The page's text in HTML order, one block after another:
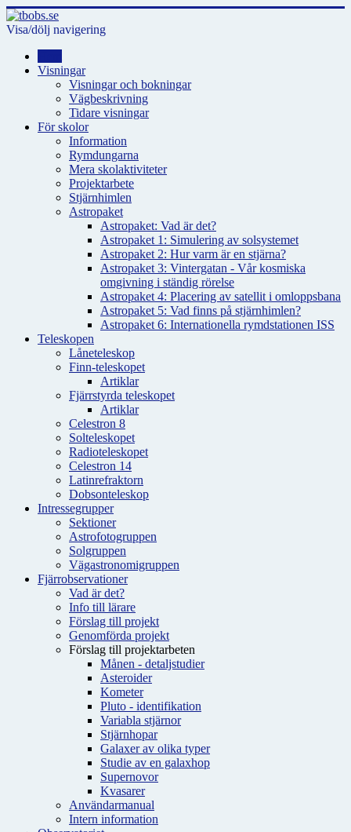
Visa/dölj navigering
Visningar
Visningar och bokningar
Vägbeskrivning
Tidare visningar
För skolor
Information
Rymdungarna
Mera skolaktiviteter
Projektarbete
Stjärnhimlen
Astropaket
Astropaket: Vad är det?
Astropaket 1: Simulering av solsystemet
Astropaket 2: Hur varm är en stjärna?
Astropaket 3: Vintergatan - Vår kosmiska
omgivning i ständig rörelse
Astropaket 4: Placering av satellit i omloppsbana
Astropaket 5: Vad finns på stjärnhimlen?
Astropaket 6: Internationella rymdstationen ISS
Teleskopen
Låneteleskop
Finn-teleskopet
Artiklar
Fjärrstyrda teleskopet
Artiklar
Celestron 8
Solteleskopet
Radioteleskopet
Celestron 14
Latinrefraktorn
Dobsonteleskop
Intressegrupper
Sektioner
Astrofotogruppen
Solgruppen
Vägastronomigruppen
Fjärrobservationer
Vad är det?
Info till lärare
Förslag till projekt
Genomförda projekt
Förslag till projektarbeten
Månen - detaljstudier
Asteroider
Kometer
Pluto - identifikation
Variabla stjärnor
Stjärnhopar
Galaxer av olika typer
Studie av en galaxhop
Supernovor
Kvasarer
Användarmanual
Intern information